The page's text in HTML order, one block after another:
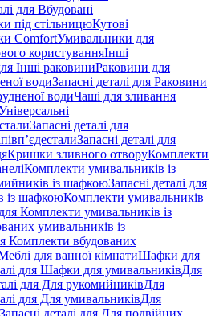
для Вбудовані
під стільницюКутові
ComfortУмивальники для
користуванняІнші
Інші раковиниРаковини для
водиЗапасні деталі для Раковини
водиЧаші для зливання
Запасні деталі для
Запасні деталі для
Кришки зливного отворуКомплекти
Комплекти умивальників із
із шафкоюЗапасні деталі для
із шафкоюКомплекти умивальників
Комплекти умивальників із
умивальників із
Комплекти вбудованих
для ванної кімнатиШафки для
для Шафки для умивальниківДля
для Для рукомийниківДля
для Для умивальниківДля
Запасні деталі для Для подвійних